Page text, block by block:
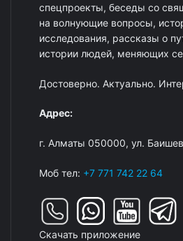
спецпроекты, беседы со
на волнующие вопросы,
исследования, рассказы о
истории людей, меняющих
Достоверно. Актуально.
Адрес:
г. Алматы 050000, ул.
Моб тел: +7 771 742 22 64
Скачать приложение